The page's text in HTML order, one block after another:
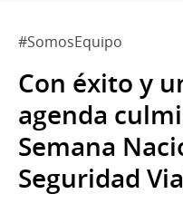
#SomosEquipo
Con éxito y
agenda
Semana
Seguridad